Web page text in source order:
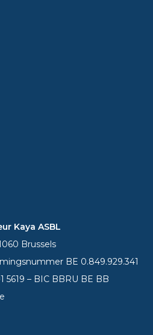
Kaya ASBL
Brussels
BE 0.849.929.341
5619 – BIC BBRU BE BB